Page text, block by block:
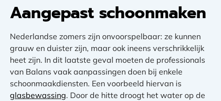
Aangepast schoonmaken
Nederlandse zomers zijn onvoorspelbaar: ze kunnen
grauw en duister zijn, maar ook ineens verschrikkelijk
heet zijn. In dit laatste geval moeten de professionals
van Balans vaak aanpassingen doen bij enkele
schoonmaakdiensten. Een voorbeeld hiervan is
glasbewassing. Door de hitte droogt het water op de